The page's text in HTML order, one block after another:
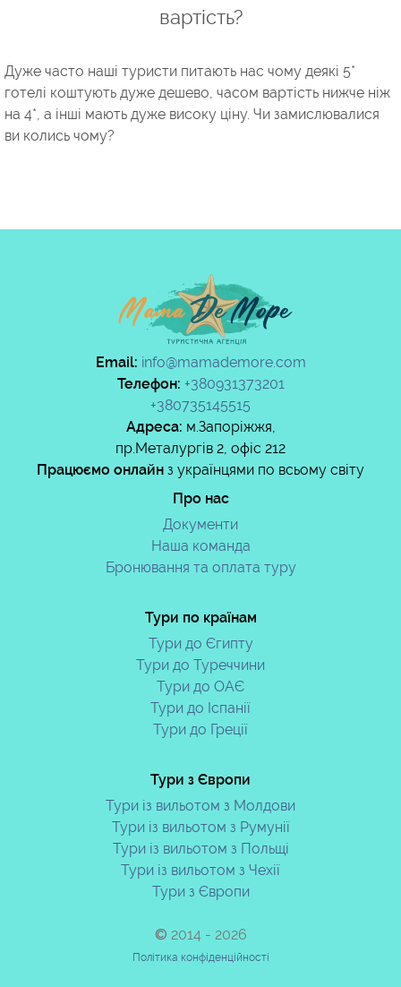
вартість?
Дуже часто наші туристи питають нас чому деякі 5*
готелі коштують дуже дешево, часом вартість нижче ніж
на 4*, а інші мають дуже високу ціну. Чи замислювалися
ви колись чому?
Email: info@mamademore.com
Телефон: +380931373201
+380735145515
Адреса: м.Запоріжжя,
пр.Металургів 2, офіс 212
Працюємо онлайн з українцями по всьому світу
Про нас
Документи
Наша команда
Бронювання та оплата туру
Тури по країнам
Тури до Єгипту
Тури до Туреччини
Тури до ОАЄ
Тури до Іспанії
Тури до Греції
Тури з Європи
Тури із вильотом з Молдови
Тури із вильотом з Румунії
Тури із вильотом з Польщі
Тури із вильотом з Чехії
Тури з Європи
© 2014 - 2026
Політика конфіденційності